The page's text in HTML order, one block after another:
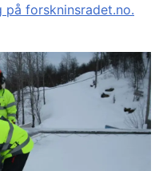
på forskninsradet.no.